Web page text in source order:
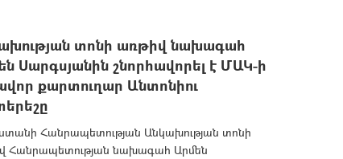
տոնի առթիվ նախագահ
Սարգսյանին շնորհավորել է ՄԱԿ-ի
քարտուղար Անտոնիու
Հանրապետության Անկախության տոնի
Հանրապետության նախագահ Արմեն